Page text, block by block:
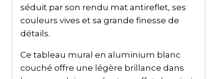
séduit par son rendu mat antireflet, ses
couleurs vives et sa grande finesse de
détails.
Ce tableau mural en aluminium blanc
couché offre une légère brillance dans